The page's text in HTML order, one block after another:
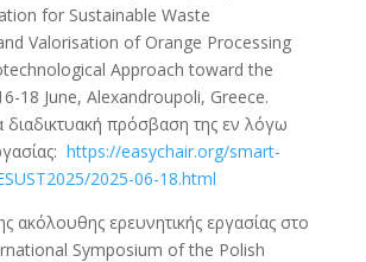
for Sustainable Waste
Valorisation of Orange Processing
Approach toward the
18 June, Alexandroupoli, Greece.
διαδικτυακή πρόσβαση της εν λόγω
https://easychair.org/smart-
2025-06-18.html
ακόλουθης ερευνητικής εργασίας στο
Symposium of the Polish